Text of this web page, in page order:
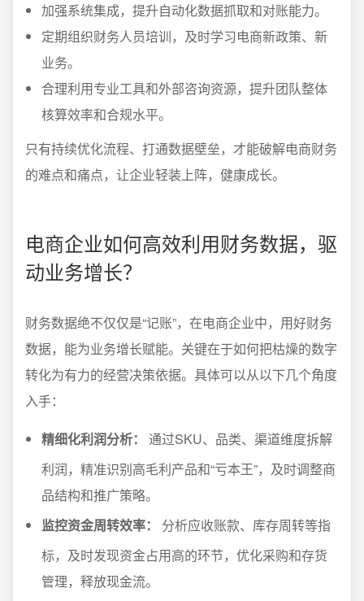
加强系统集成，提升自动化数据抓取和对账能力。
定期组织财务人员培训，及时学习电商新政策、新
业务。
合理利用专业工具和外部咨询资源，提升团队整体
核算效率和合规水平。
只有持续优化流程、打通数据壁垒，才能破解电商财务
的难点和痛点，让企业轻装上阵，健康成长。
电商企业如何高效利用财务数据，驱
动业务增长？
财务数据绝不仅仅是“记账”，在电商企业中，用好财务
数据，能为业务增长赋能。关键在于如何把枯燥的数字
转化为有力的经营决策依据。具体可以从以下几个角度
入手：
精细化利润分析：
通过SKU、品类、渠道维度拆解
利润，精准识别高毛利产品和“亏本王”，及时调整商
品结构和推广策略。
监控资金周转效率：
分析应收账款、库存周转等指
标，及时发现资金占用高的环节，优化采购和存货
管理，释放现金流。